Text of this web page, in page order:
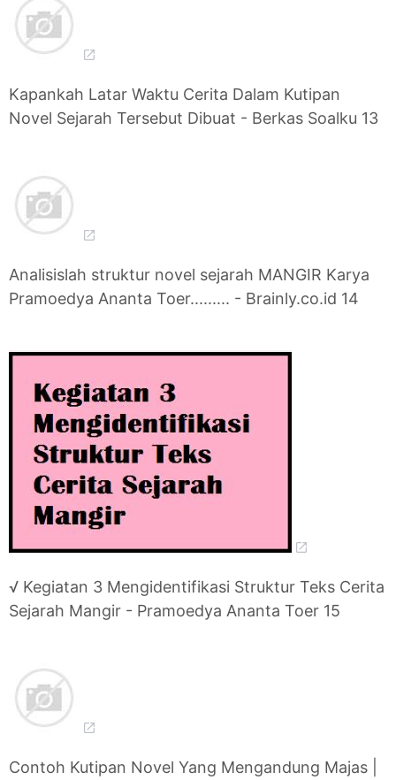
Kapankah Latar Waktu Cerita Dalam Kutipan
Novel Sejarah Tersebut Dibuat - Berkas Soalku 13
Analisislah struktur novel sejarah MANGIR Karya
Pramoedya Ananta Toer......... - Brainly.co.id 14
√ Kegiatan 3 Mengidentifikasi Struktur Teks Cerita
Sejarah Mangir - Pramoedya Ananta Toer 15
Contoh Kutipan Novel Yang Mengandung Majas |